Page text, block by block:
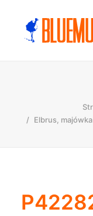
Elbrus,